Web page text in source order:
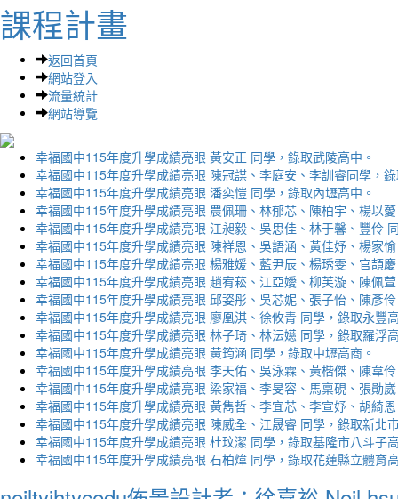
課程計畫
返回首頁
網站登入
流量統計
網站導覽
幸福國中115年度升學成績亮眼 黃安正 同學，錄取武陵高中。
幸福國中115年度升學成績亮眼 陳冠謀、李庭安、李訓睿同學，
幸福國中115年度升學成績亮眼 潘奕愷 同學，錄取內壢高中。
幸福國中115年度升學成績亮眼 農佩珊、林郁芯、陳柏宇、楊以
幸福國中115年度升學成績亮眼 江昶毅、吳思佳、林于馨、豐伶
幸福國中115年度升學成績亮眼 陳祥恩、吳語涵、黃佳妤、楊家
幸福國中115年度升學成績亮眼 楊雅媛、藍尹辰、楊琇雯、官頡
幸福國中115年度升學成績亮眼 趙宥菘、江亞嬡、柳芙漩、陳佩
幸福國中115年度升學成績亮眼 邱姿彤、吳芯妮、張子怡、陳彥
幸福國中115年度升學成績亮眼 廖凰淇、徐攸青 同學，錄取永豐
幸福國中115年度升學成績亮眼 林子琦、林沄嬨 同學，錄取羅浮
幸福國中115年度升學成績亮眼 黃筠涵 同學，錄取中壢高商。
幸福國中115年度升學成績亮眼 李天佑、吳泳霖、黃楷傑、陳韋
幸福國中115年度升學成績亮眼 梁家福、李旻容、馬稟硯、張勛
幸福國中115年度升學成績亮眼 黃雋哲、李宜芯、李宣妤、胡綺
幸福國中115年度升學成績亮眼 陳威全、江晟睿 同學，錄取新北
幸福國中115年度升學成績亮眼 杜玟潔 同學，錄取基隆市八斗子
幸福國中115年度升學成績亮眼 石柏煒 同學，錄取花蓮縣立體育